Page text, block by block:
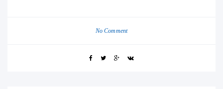
No Comment